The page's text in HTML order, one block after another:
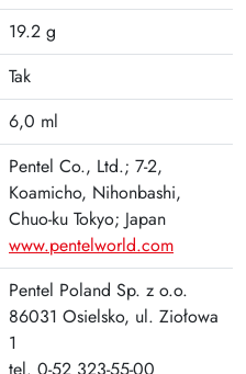
19.2 g
Tak
6,0 ml
Pentel Co., Ltd.; 7-2,
Koamicho, Nihonbashi,
Chuo-ku Tokyo; Japan
www.pentelworld.com
Pentel Poland Sp. z o.o.
86031 Osielsko, ul. Ziołowa
1